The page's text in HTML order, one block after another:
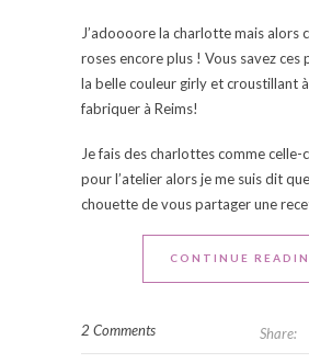
J’adoooore la charlotte mais alors
roses encore plus ! Vous savez ces
la belle couleur girly et croustillant
fabriquer à Reims!
Je fais des charlottes comme
pour l’atelier alors je me suis dit
chouette de vous partager une
CONTINUE
2 Comments Share: